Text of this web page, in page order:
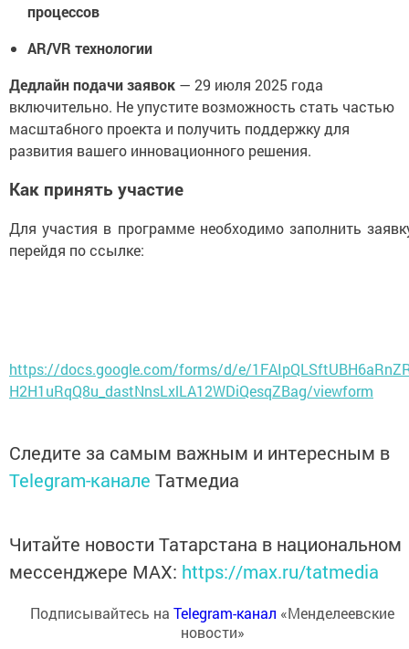
процессов
AR/VR технологии
Дедлайн подачи заявок — 29 июля 2025 года
включительно. Не упустите возможность стать частью
масштабного проекта и получить поддержку для
развития вашего инновационного решения.
Как принять участие
Для участия в программе необходимо заполнить
перейдя по ссылке:
https://docs.google.com/forms/d/e/
H2H1uRqQ8u_dastNnsLxlLA12WDiQesqZBag/viewform
Следите за самым важным и интересным в
Telegram-канале Татмедиа
Читайте новости Татарстана в национальном
мессенджере MАХ: https://max.ru/tatmedia
Подписывайтесь на Telegram-канал «Менделеевские
новости»